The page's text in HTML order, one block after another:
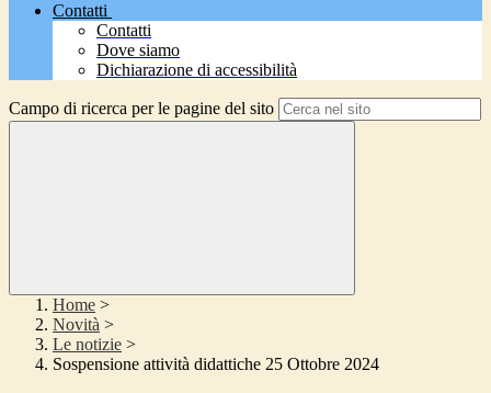
Contatti
Contatti
Dove siamo
Dichiarazione di accessibilità
Campo di ricerca per le pagine del sito
Home >
Novità >
Le notizie >
Sospensione attività didattiche 25 Ottobre 2024